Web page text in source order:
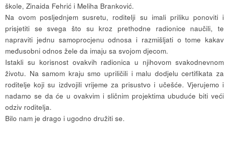
škole, Zinaida Fehrić i Meliha Branković.
Na ovom posljednjem susretu, roditelji su imali priliku ponoviti i
prisjetiti se svega što su kroz prethodne radionice naučili, te
napraviti jednu samoprocjenu odnosa i razmišljati o tome kakav
međusobni odnos žele da imaju sa svojom djecom.
Istakli su korisnost ovakvih radionica u njihovom svakodnevnom
životu. Na samom kraju smo upriličili i malu dodjelu certifikata za
roditelje koji su izdvojili vrijeme za prisustvo i učešće. Vjerujemo i
nadamo se da će u ovakvim i sličnim projektima ubuduće biti veći
odziv roditelja.
Bilo nam je drago i ugodno družiti se.